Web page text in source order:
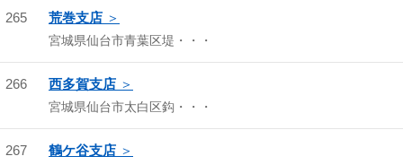
265 荒巻支店
宮城県仙台市青葉区堤・・・
266 西多賀支店
宮城県仙台市太白区鈎・・・
267 鶴ケ谷支店